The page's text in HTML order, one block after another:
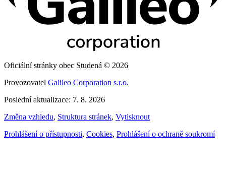
Oficiální stránky obec Studená © 2026
Provozovatel Galileo Corporation s.r.o.
Poslední aktualizace: 7. 8. 2026
Změna vzhledu, Struktura stránek, Vytisknout
Prohlášení o přístupnosti, Cookies, Prohlášení o ochraně soukromí